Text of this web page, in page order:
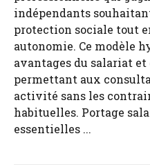
indépendants
protection sociale tout
autonomie. Ce modèle
avantages du salariat
permettant aux
activité sans les
habituelles. Portage
essentielles ...